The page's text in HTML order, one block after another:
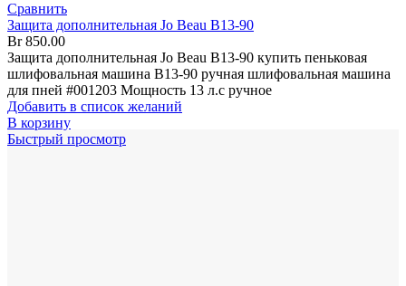
Сравнить
Защита дополнительная Jo Beau B13-90
Br850.00
Защита дополнительная Jo Beau B13-90 купить пеньковая
шлифовальная машина В13-90 ручная шлифовальная машина
для пней #001203 Мощность 13 л.с ручное
Добавить в список желаний
В корзину
Быстрый просмотр